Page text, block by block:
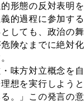
形態の反対表明
的過程に参加す
しても、政治の
険なまでに絶対
出す。
味方対立概念を
想を実行しようと
。」この発言の